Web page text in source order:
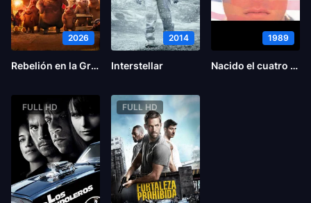
2026
Rebelión en la Granja
2014
Interstellar
1989
Nacido el cuatro de julio
FULL HD FULL HD